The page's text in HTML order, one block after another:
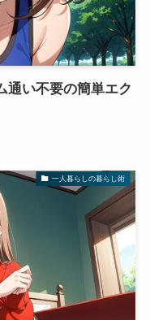
通い不要の簡単エク
一人暮らしの暮らし術